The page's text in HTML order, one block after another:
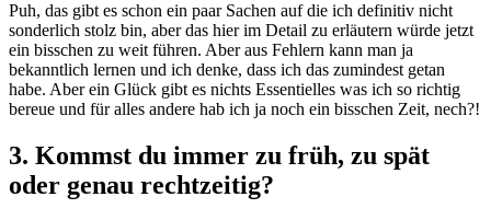
Puh, das gibt es schon ein paar Sachen auf die ich definitiv nicht
sonderlich stolz bin, aber das hier im Detail zu erläutern würde jetzt
ein bisschen zu weit führen. Aber aus Fehlern kann man ja
bekanntlich lernen und ich denke, dass ich das zumindest getan
habe. Aber ein Glück gibt es nichts Essentielles was ich so richtig
bereue und für alles andere hab ich ja noch ein bisschen Zeit, nech?!
3. Kommst du immer zu früh, zu spät
oder genau rechtzeitig?